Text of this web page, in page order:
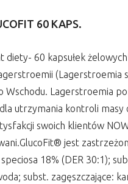
60 KAPS.
diety- 60 kapsułek
(Lagerstroemia
Wschodu. Lagerstroemia
utrzymania kontroli masy
swoich klientów
jest
18% (DER 30:1);
subst. zagęszczające: